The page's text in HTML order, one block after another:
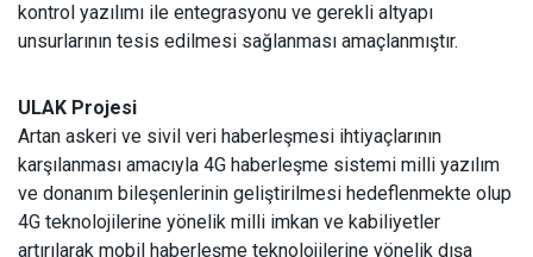
kontrol yazılımı ile entegrasyonu ve gerekli altyapı
unsurlarının tesis edilmesi sağlanması amaçlanmıştır.
ULAK Projesi
Artan askeri ve sivil veri haberleşmesi ihtiyaçlarının
karşılanması amacıyla 4G haberleşme sistemi milli yazılım
ve donanım bileşenlerinin geliştirilmesi hedeflenmekte olup
4G teknolojilerine yönelik milli imkan ve kabiliyetler
artırılarak mobil haberleşme teknolojilerine yönelik dışa